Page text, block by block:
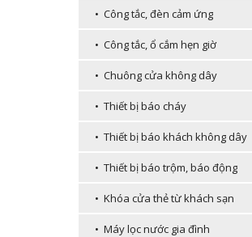
• Công tắc, đèn cảm ứng
• Công tắc, ổ cắm hẹn giờ
• Chuông cửa không dây
• Thiết bị báo cháy
• Thiết bị báo khách không dây
• Thiết bị báo trộm, báo động
• Khóa cửa thẻ từ khách sạn
• Máy lọc nước gia đình